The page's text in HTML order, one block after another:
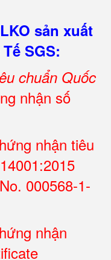
sản xuất
SGS:
chuẩn Quốc
nhận số
hứng nhận tiêu
000568-1-
nhận